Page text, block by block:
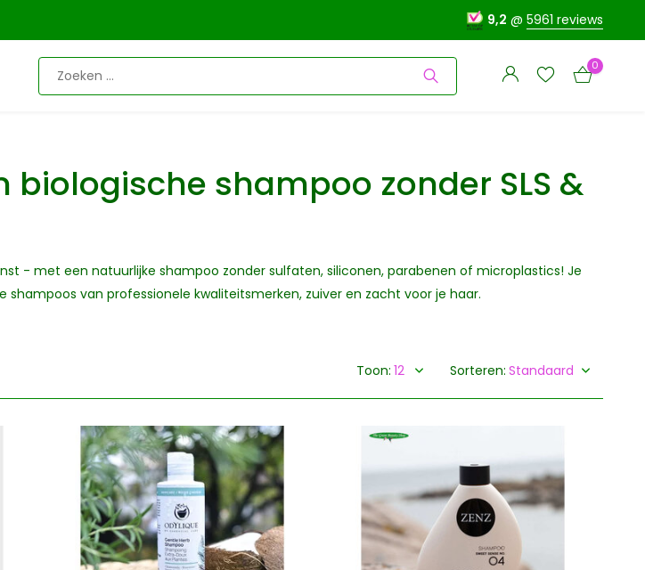
9,2 @ 5961 reviews
0
biologische shampoo zonder SLS &
- met een natuurlijke shampoo zonder sulfaten, siliconen, parabenen of microplastics! Je
shampoos van professionele kwaliteitsmerken, zuiver en zacht voor je haar.
Toon: Sorteren: